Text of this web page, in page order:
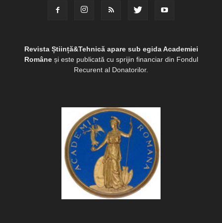
Revista Știință&Tehnică apare sub egida Academiei
Româneși este publicată cu sprijin financiar din Fondul
Recurent al Donatorilor.